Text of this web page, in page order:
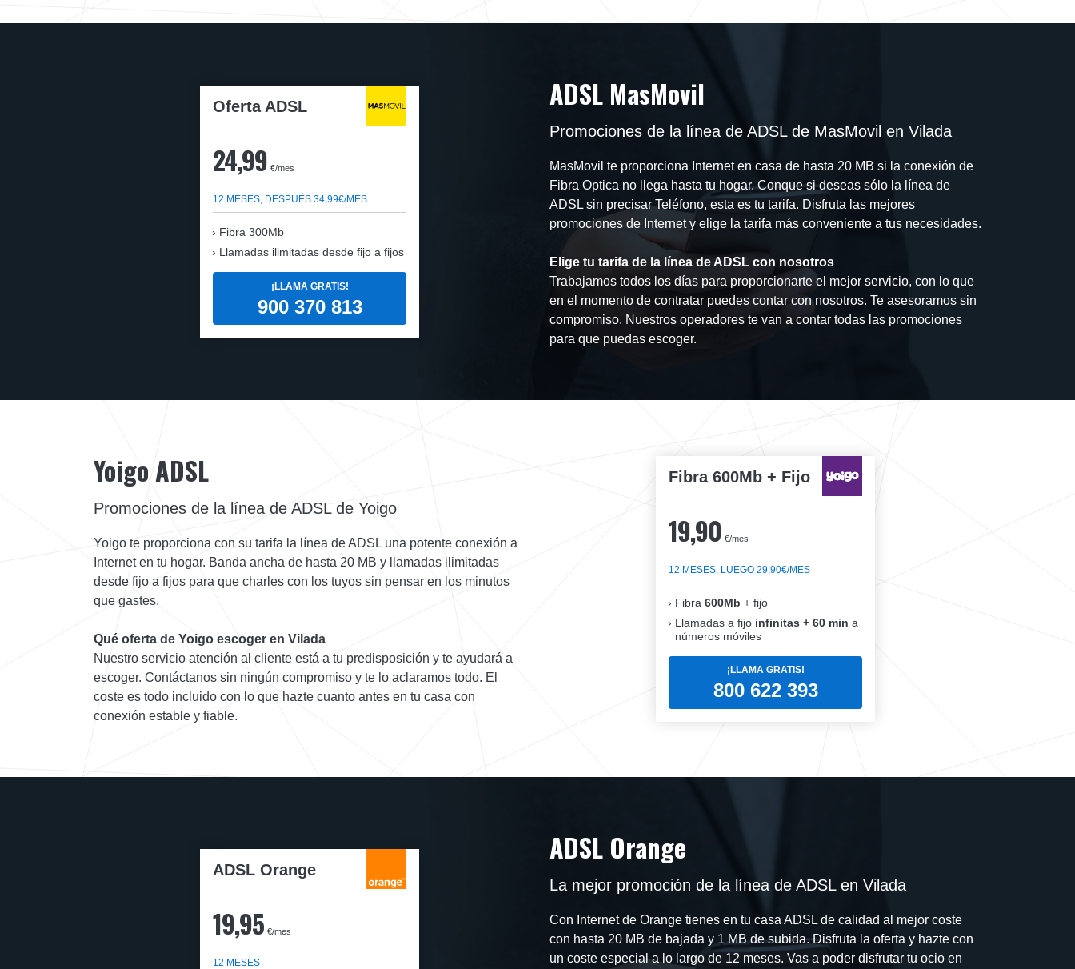
Oferta ADSL
24,99 €/mes
12 MESES, DESPUÉS 34,99€/MES
Fibra 300Mb
Llamadas ilimitadas desde fijo a fijos
¡LLAMA GRATIS!
900 370 813
ADSL MasMovil
Promociones de la línea de ADSL de MasMovil en Vilada
MasMovil te proporciona Internet en casa de hasta 20 MB si la conexión de
Fibra Optica no llega hasta tu hogar. Conque si deseas sólo la línea de
ADSL sin precisar Teléfono, esta es tu tarifa. Disfruta las mejores
promociones de Internet y elige la tarifa más conveniente a tus necesidades.
Elige tu tarifa de la línea de ADSL con nosotros
Trabajamos todos los días para proporcionarte el mejor servicio, con lo que
en el momento de contratar puedes contar con nosotros. Te asesoramos sin
compromiso. Nuestros operadores te van a contar todas las promociones
para que puedas escoger.
Fibra 600Mb + Fijo
19,90 €/mes
12 MESES, LUEGO 29,90€/MES
Fibra 600Mb + fijo
Llamadas a fijo infinitas + 60 min a
números móviles
¡LLAMA GRATIS!
800 622 393
Yoigo ADSL
Promociones de la línea de ADSL de Yoigo
Yoigo te proporciona con su tarifa la línea de ADSL una potente conexión a
Internet en tu hogar. Banda ancha de hasta 20 MB y llamadas ilimitadas
desde fijo a fijos para que charles con los tuyos sin pensar en los minutos
que gastes.
Qué oferta de Yoigo escoger en Vilada
Nuestro servicio atención al cliente está a tu predisposición y te ayudará a
escoger. Contáctanos sin ningún compromiso y te lo aclaramos todo. El
coste es todo incluido con lo que hazte cuanto antes en tu casa con
conexión estable y fiable.
ADSL Orange
19,95 €/mes
12 MESES
ADSL Orange
La mejor promoción de la línea de ADSL en Vilada
Con Internet de Orange tienes en tu casa ADSL de calidad al mejor coste
con hasta 20 MB de bajada y 1 MB de subida. Disfruta la oferta y hazte con
un coste especial a lo largo de 12 meses. Vas a poder disfrutar tu ocio en